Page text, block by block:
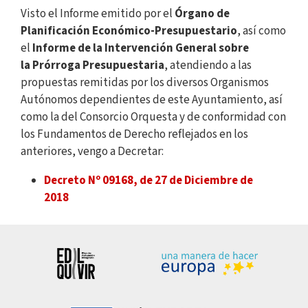
Visto el Informe emitido por el Órgano de
Planificación Económico-Presupuestario, así como
el Informe de la Intervención General sobre
la Prórroga Presupuestaria, atendiendo a las
propuestas remitidas por los diversos Organismos
Autónomos dependientes de este Ayuntamiento, así
como la del Consorcio Orquesta y de conformidad con
los Fundamentos de Derecho reflejados en los
anteriores, vengo a Decretar:
Decreto Nº 09168, de 27 de Diciembre de
2018